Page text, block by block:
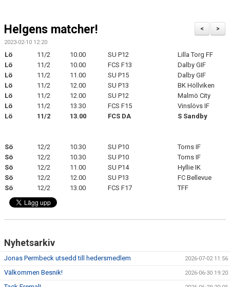
DOMARINFORMATION
DOKUMENT
KLÄDPROFIL
STYRELSE/SEKTIONER
KONTAKT/KANSLI
PARTNERS
>
<
Helgens matcher!
2023-02-10 12:20
Lö 11/2 10.00 SU P12
Lilla Torg FF
Lö
11/2 10.00 FCS F13
Dalby GIF
Lö
11/2 11.00 SU P15
Dalby GIF
Lö
11/2 12.00 SU P13
BK Höllviken
Lö
11/2 12.00 SU P12
Malmö City
Lö
11/2 13.30 FCS F15
Vinslövs IF
Lö
11/2 13.00 FCS DA S Sandby
Sö 12/2 10.30 SU P10
Torns IF
Sö
12/2 10.30 SU P10
Torns IF
Sö
12/2 11.00 SU P14
Hyllie IK
Sö
12/2 12.00 SU P13
FC Bellevue
Sö
12/2 13.00 FCS F17 TFF
Nyhetsarkiv
Jonas Permbeck utsedd till hedersmedlem 2026-07-02 11:56
Välkommen Besnik! 2026-06-30 19:20